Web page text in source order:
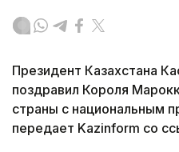
Президент Казахстана
поздравил Короля
страны с национальным
передает Kazinform со